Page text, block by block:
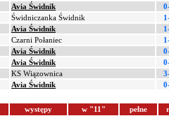
Avia Świdnik
Świdniczanka Świdnik
Avia Świdnik
Czarni Połaniec
Avia Świdnik
Avia Świdnik
KS Wiązownica
Avia Świdnik
występy w "11" pełne